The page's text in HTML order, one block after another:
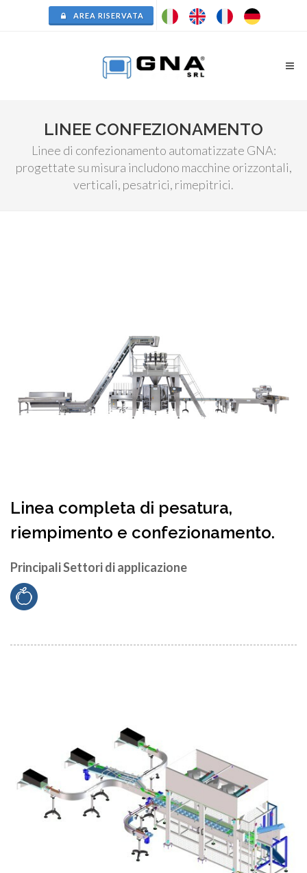
AREA RISERVATA
LINEE CONFEZIONAMENTO
Linee di confezionamento automatizzate GNA:
progettate su misura includono macchine orizzontali,
verticali, pesatrici, rimepitrici.
Linea completa di pesatura,
riempimento e confezionamento.
Principali Settori di applicazione